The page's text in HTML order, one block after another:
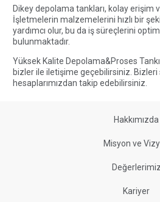
Dikey depolama tankları, kolay erişim
İşletmelerin malzemelerini hızlı bir
yardımcı olur, bu da iş süreçlerini
bulunmaktadır.
Yüksek Kalite Depolama&Proses
bizler ile iletişime geçebilirsiniz .
hesaplarımızdan takip edebilirsiniz
Hakkımızda
Misyon ve
Değerlerimiz
Kariyer